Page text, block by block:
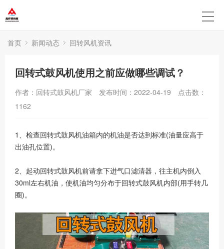
首页 新闻动态 回转风机资讯
回转式鼓风机使用之前应做哪些调试？
作者：回转式鼓风机厂家 发布时间：2022-04-19
点击数：
1162
1、检查回转式鼓风机油箱内的机油是否达到标准(油量应高于
出油孔位置)。
2、起动回转式鼓风机前请拿下进气口滤清器，往主机内倒入
30ml左右机油，使机油均匀分布于回转式鼓风机内部(用手转几
圈)。